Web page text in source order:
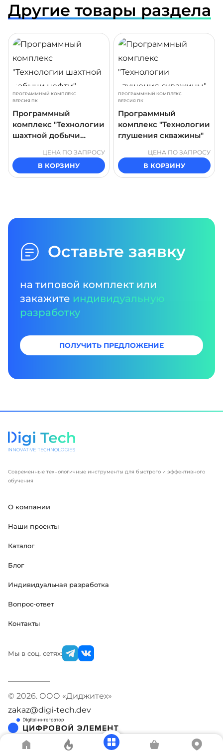
Другие товары раздела
ПРОГРАММНЫЙ КОМПЛЕКС
ВЕРСИЯ ПК
Программный
комплекс "Технологии
шахтной добычи
ЦЕНА ПО ЗАПРОСУ
В КОРЗИНУ
ПРОГРАММНЫЙ КОМПЛЕКС
ВЕРСИЯ ПК
Программный
комплекс "Технологии
глушения скважины"
ЦЕНА ПО ЗАПРОСУ
В КОРЗИНУ
ПОДРОБНЕЕ
Оставьте заявку
на типовой комплект или
закажите индивидуальную
разработку
ПОЛУЧИТЬ ПРЕДЛОЖЕНИЕ
Современные технологичные инструменты для быстрого и эффективного
обучения
О компании
Наши проекты
Каталог
Блог
Индивидуальная разработка
Вопрос-ответ
Контакты
Мы в соц. сетях:
© 2026. ООО «Диджитех»
zakaz@digi-tech.dev